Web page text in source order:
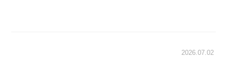
2026.07.02